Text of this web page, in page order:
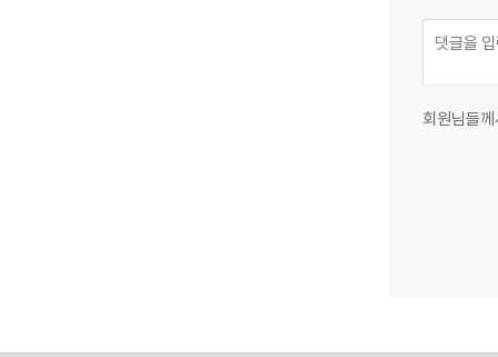
회원님들